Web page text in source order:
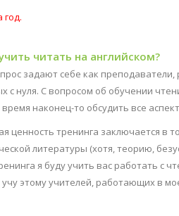
год.
читать на английском?
задают себе как
с нуля. С вопросом об обучении
наконец-то обсудить все
ценность тренинга заключается в
литературы (хотя, теорию,
я буду учить вас работать с
учу этому учителей, работающих в